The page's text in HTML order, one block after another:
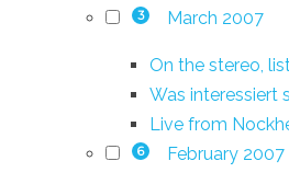
3 March 2007
On the stereo,
Was interessiert
Live from
6 February 2007